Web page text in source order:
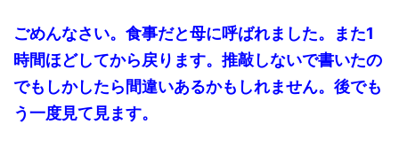
ごめんなさい。食事だと母に呼ばれました。また1
時間ほどしてから戻ります。推敲しないで書いたの
でもしかしたら間違いあるかもしれません。後でも
う一度見て見ます。